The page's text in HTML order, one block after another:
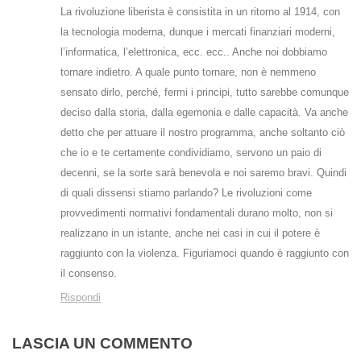
La rivoluzione liberista è consistita in un ritorno al 1914, con
la tecnologia moderna, dunque i mercati finanziari moderni,
l’informatica, l’elettronica, ecc. ecc.. Anche noi dobbiamo
tornare indietro. A quale punto tornare, non è nemmeno
sensato dirlo, perché, fermi i principi, tutto sarebbe comunque
deciso dalla storia, dalla egemonia e dalle capacità. Va anche
detto che per attuare il nostro programma, anche soltanto ciò
che io e te certamente condividiamo, servono un paio di
decenni, se la sorte sarà benevola e noi saremo bravi. Quindi
di quali dissensi stiamo parlando? Le rivoluzioni come
provvedimenti normativi fondamentali durano molto, non si
realizzano in un istante, anche nei casi in cui il potere è
raggiunto con la violenza. Figuriamoci quando è raggiunto con
il consenso.
Rispondi
LASCIA UN COMMENTO